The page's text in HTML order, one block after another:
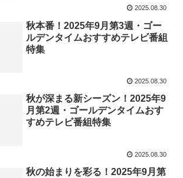
2025.08.30
秋本番！2025年9月第3週・ゴー
ルデンタイムおすすめテレビ番組
特集
2025.08.30
秋が深まる新シーズン！2025年9
月第2週・ゴールデンタイムおす
すめテレビ番組特集
2025.08.30
秋の始まりを彩る！2025年9月第